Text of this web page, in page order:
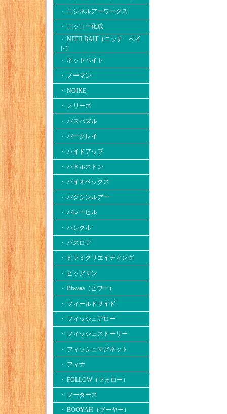
・ ニシネルアーワークス
・ ニッコー化成
・ NITTI BAIT（ニッチ ベイ
ト）
・ ネットベイト
・ ノーマン
・ NOIKE
・ ノリーズ
・ バスパズル
・ バークレイ
・ ハイドアップ
・ ハドルストン
・ バイオベックス
・ バクシンルアー
・ バレーヒル
・ ハンクル
・ バスロア
・ ヒフミクリエイティング
・ ビッグマン
・ Biwaaa（ビワー）
・ フィールドサイド
・ フィッシュアロー
・ フィッシュストーリー
・ フィッシュマグネット
・ フィナ
・ FOLLOW（フォロー）
・ フーターズ
・ BOOYAH（ブーヤー）